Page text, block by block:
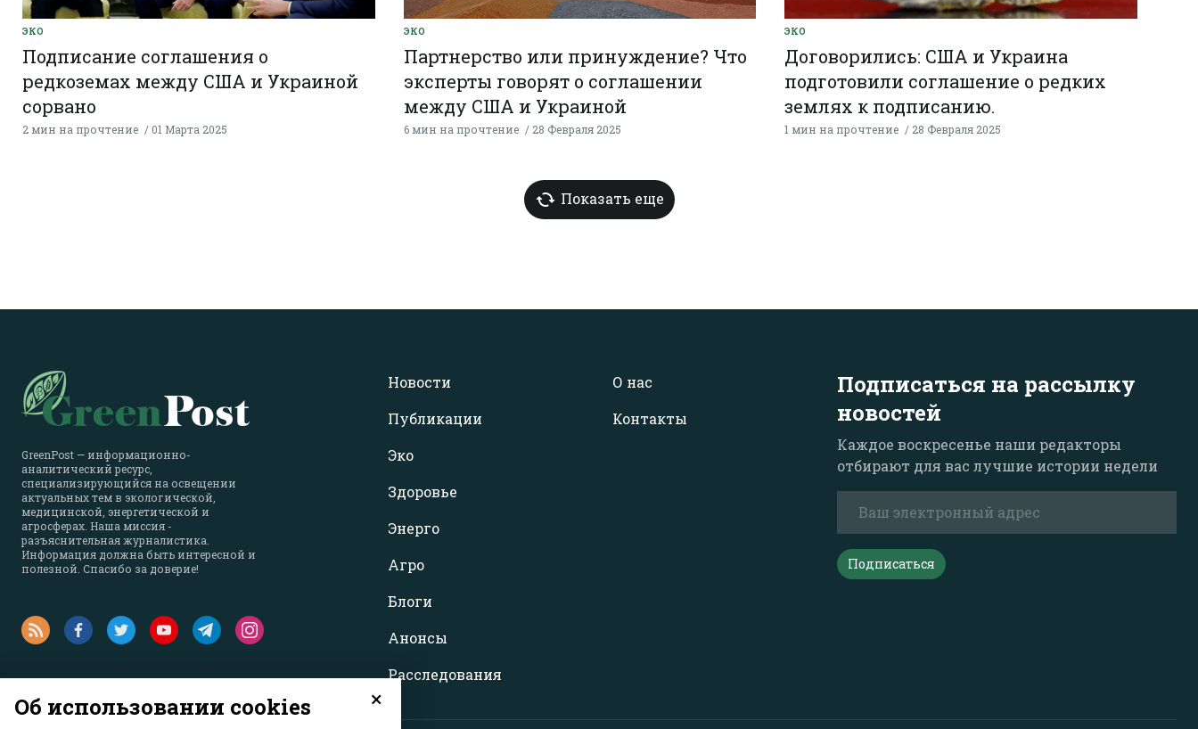
ЭКО
Подписание соглашения о
редкоземах между США и Украиной
сорвано
2 мин на прочтение 01 Марта 2025
ЭКО
Партнерство или принуждение? Что
эксперты говорят о соглашении
между США и Украиной
6 мин на прочтение 28 Февраля 2025
ЭКО
Договорились: США и Украина
подготовили соглашение о редких
землях к подписанию.
1 мин на прочтение 28 Февраля 2025
Показать еще
GreenPost — информационно-
аналитический ресурс,
специализирующийся на освещении
актуальных тем в экологической,
медицинской, энергетической и
агросферах. Наша миссия -
разъяснительная журналистика.
Информация должна быть интересной и
полезной. Спасибо за доверие!
Новости
Публикации
Эко
Здоровье
Энерго
Агро
Блоги
Анонсы
Расследования
О нас
Контакты
Подписаться на рассылку
новостей
Каждое воскресенье наши редакторы
отбирают для вас лучшие истории недели
Подписаться
×
Об использовании cookies